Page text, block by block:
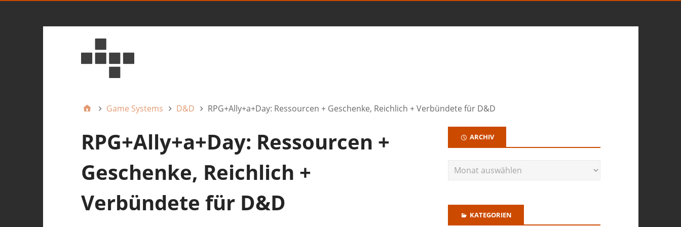
Game Systems D&D RPG+Ally+a+Day: Ressourcen + Geschenke, Reichlich + Verbündete für D&D
RPG+Ally+a+Day: Ressourcen +
Geschenke, Reichlich +
Verbündete für D&D
ARCHIV
KATEGORIEN